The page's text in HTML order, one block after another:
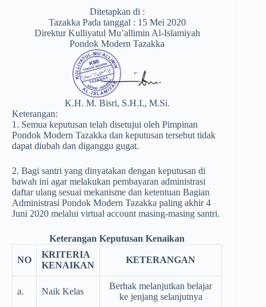
Ditetapkan di :
Tazakka Pada tanggal : 15 Mei 2020
Direktur Kulliyatul Mu’allimin Al-Islamiyah
Pondok Modern Tazakka
K.H. M. Bisri, S.H.I., M.Si.
Keterangan:
1. Semua keputusan telah disetujui oleh Pimpinan
Pondok Modern Tazakka dan keputusan tersebut tidak
dapat diubah dan diganggu gugat.
2. Bagi santri yang dinyatakan dengan keputusan di
bawah ini agar melakukan pembayaran administrasi
daftar ulang sesuai mekanisme dan ketentuan Bagian
Administrasi Pondok Modern Tazakka paling akhir 4
Juni 2020 melalui virtual account masing-masing santri.
Keterangan Keputusan Kenaikan
NO
KRITERIA
KENAIKAN
KETERANGAN
a. Naik Kelas
Berhak melanjutkan belajar
ke jenjang selanjutnya